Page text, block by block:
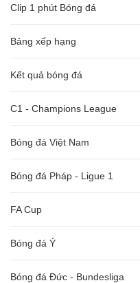
Clip 1 phút Bóng đá
Bảng xếp hạng
Kết quả bóng đá
C1 - Champions League
Bóng đá Việt Nam
Bóng đá Pháp - Ligue 1
FA Cup
Bóng đá Ý
Bóng đá Đức - Bundesliga